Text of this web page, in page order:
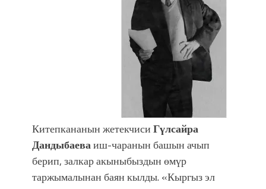
Китепкананын жетекчисиГүлсайра
Дандыбаеваиш-чаранын башын ачып
берип, залкар акыныбыздын өмүр
таржымалынан баян кылды. «Кыргыз эл